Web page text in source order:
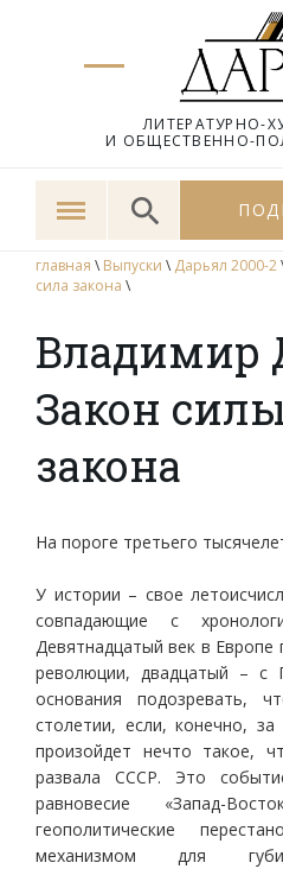
ЛИТЕРАТУРНО-
И ОБЩЕСТВЕННО-
главная \ Выпуски \ Дарьял 2000-2
сила закона \
Владимир
Закон
закона
На пороге третьего
У истории – свое
совпадающие с
Девятнадцатый век в Европе
революции, двадцатый – с
основания
столетии, если, конечно,
произойдет нечто такое,
развала СССР. Это
равновесие «Запад-
геополитические
механизмом для